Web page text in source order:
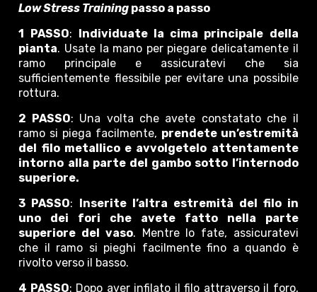
Low Stress Training passo a passo
1 PASSO: Individuate la cima principale della
pianta. Usate la mano per piegare delicatamente il
ramo principale e assicuratevi che sia
sufficientemente flessibile per evitare una possibile
rottura.
2 PASSO: Una volta che avete constatato che il
ramo si piega facilmente, prendete un’estremità
del filo metallico e avvolgetelo attentamente
intorno alla parte del gambo sotto l’internodo
superiore.
3 PASSO: Inserite l’altra estremità del filo in
uno dei fori che avete fatto nella parte
superiore del vaso. Mentre lo fate, assicuratevi
che il ramo si pieghi facilmente fino a quando è
rivolto verso il basso.
4 PASSO: Dopo aver infilato il filo attraverso il foro,